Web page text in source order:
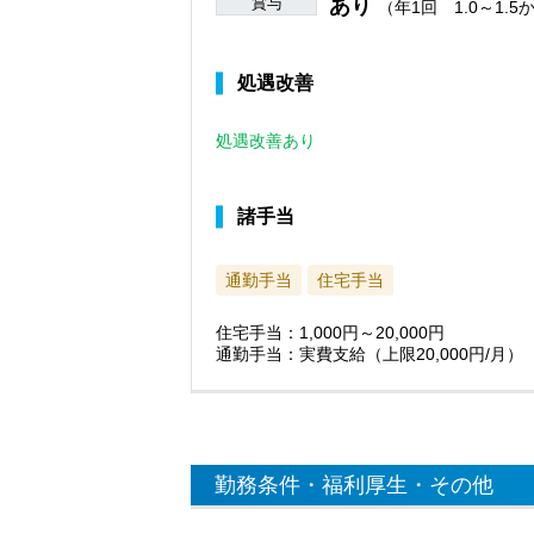
あり （年1回 1.0～1.5
処遇改善
処遇改善あり
諸手当
通勤手当 住宅手当
住宅手当：1,000円～20,000円
通勤手当：実費支給（上限20,000円/月）
勤務条件・福利厚生・その他